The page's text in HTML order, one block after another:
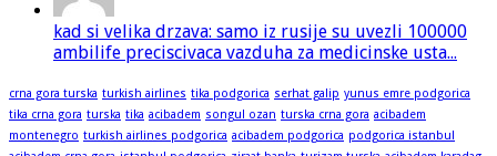
kad si velika drzava: samo iz rusije su uvezli 100000
ambilife preciscivaca vazduha za medicinske usta...
crna gora turska turkish airlines tika podgorica serhat galip yunus emre podgorica
tika crna gora turska tika acibadem songul ozan turska crna gora acibadem
montenegro turkish airlines podgorica acibadem podgorica podgorica istanbul